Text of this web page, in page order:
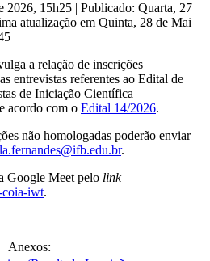
2026, 15h25 | Publicado: Quarta, 27
atualização em Quinta, 28 de Mai
a relação de inscrições
entrevistas referentes ao Edital de
de Iniciação Científica
acordo com o Edital 14/2026.
não homologadas poderão enviar
.
Google Meet pelo link
coia-iwt.
Anexos: